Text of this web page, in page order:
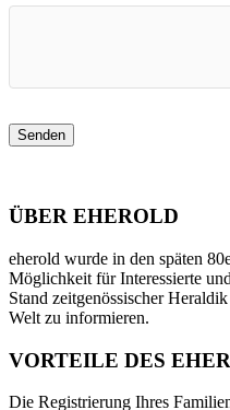
ÜBER EHEROLD
eherold wurde in den späten
Möglichkeit für Interessierte
Stand zeitgenössischer
Welt zu informieren.
VORTEILE DES
Die Registrierung Ihres